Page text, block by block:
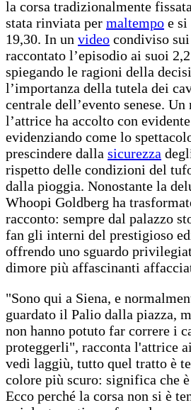
la corsa tradizionalmente
stata rinviata per maltempo e si
19,30. In un video condiviso
raccontato l’episodio ai suoi
spiegando le ragioni della
l’importanza della tutela dei
centrale dell’evento senese. Un
l’attrice ha accolto con
evidenziando come lo
prescindere dalla sicurezza
rispetto delle condizioni del
dalla pioggia. Nonostante la
Whoopi Goldberg ha
racconto: sempre dal palazzo
fan gli interni del prestigioso
offrendo uno sguardo
dimore più affascinanti
"Sono qui a Siena, e
guardato il Palio dalla piazza,
non hanno potuto far correre i
proteggerli", racconta l'attrice
vedi laggiù, tutto quel tratto è
colore più scuro: significa che è
Ecco perché la corsa non si è